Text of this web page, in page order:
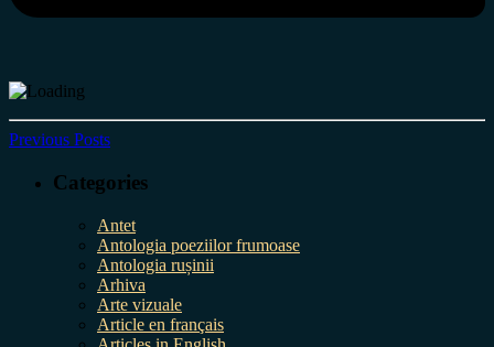
Previous Posts
Categories
Antet
Antologia poeziilor frumoase
Antologia rușinii
Arhiva
Arte vizuale
Article en français